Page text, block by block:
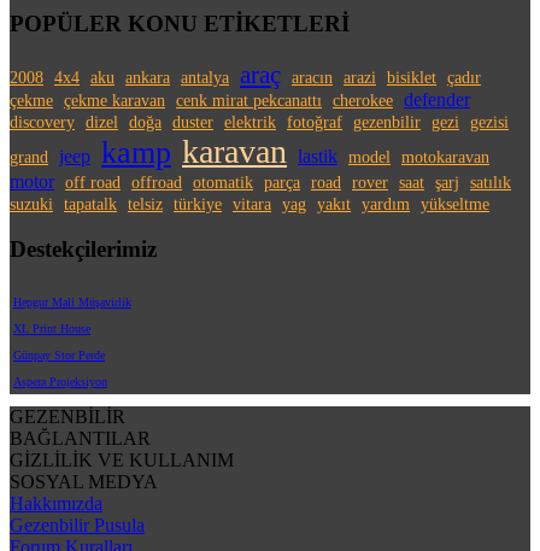
POPÜLER KONU ETİKETLERİ
2008 4x4 aku ankara antalya araç aracın arazi bisiklet çadır
çekme çekme karavan cenk mirat pekcanattı cherokee defender
discovery dizel doğa duster elektrik fotoğraf gezenbilir gezi
gezisi
grand
jeep kamp karavan lastik model motokaravan
motor off road offroad otomatik parça road rover saat şarj
satılık
suzuki
tapatalk telsiz türkiye vitara yag yakıt yardım yükseltme
Destekçilerimiz
Hepgur Mali Müşavirlik
XL Print House
Günpay Stor Perde
Aspera Projeksiyon
GEZENBİLİR
BAĞLANTILAR
GİZLİLİK VE KULLANIM
SOSYAL MEDYA
Hakkımızda
Gezenbilir Pusula